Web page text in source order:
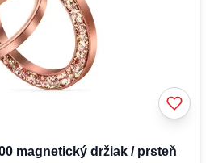
magnetický držiak / prsteň